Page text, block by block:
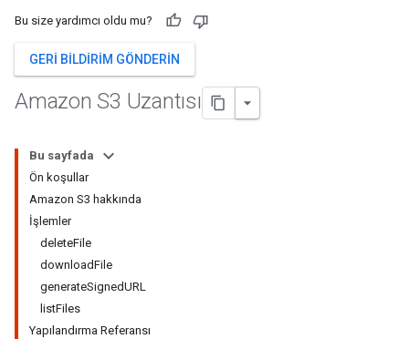
Bu size yardımcı oldu mu?
GERI BILDIRIM GÖNDERIN
Amazon S3 Uzantısı
Bu sayfada
Ön koşullar
Amazon S3 hakkında
İşlemler
deleteFile
downloadFile
generateSignedURL
listFiles
Yapılandırma Referansı